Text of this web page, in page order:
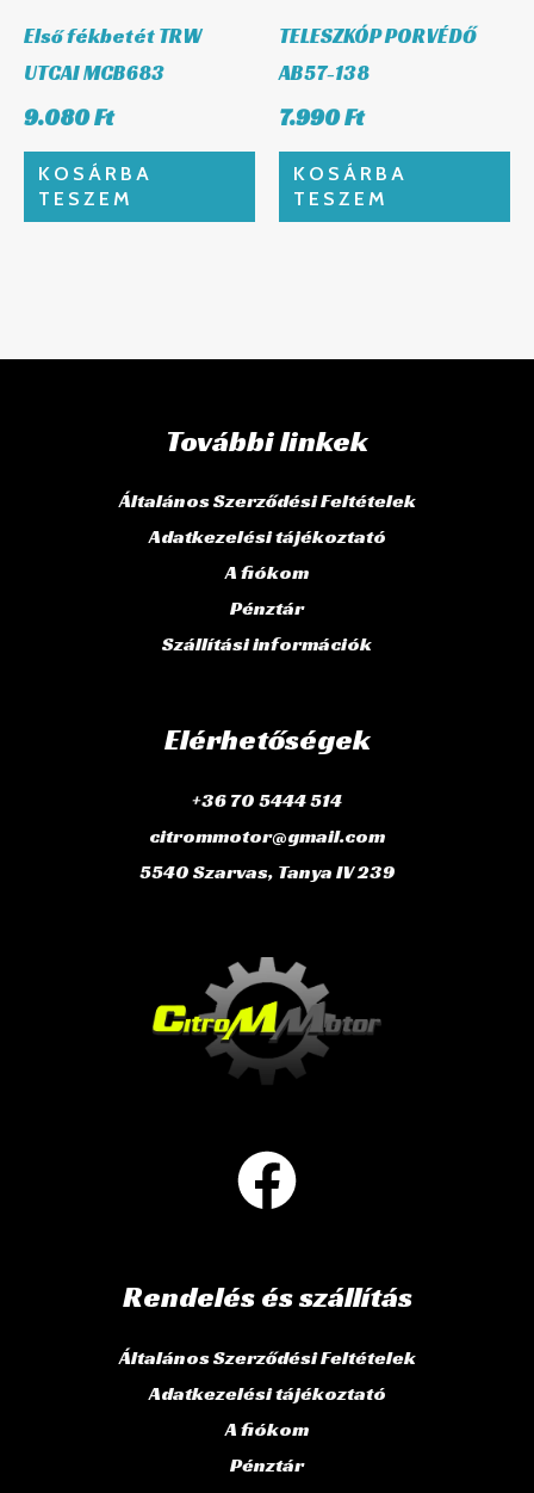
Első fékbetét TRW
UTCAI MCB683
9.080Ft
KOSÁRBA
TESZEM
TELESZKÓP PORVÉDŐ
AB57-138
7.990Ft
KOSÁRBA
TESZEM
További linkek
Általános Szerződési Feltételek
Adatkezelési tájékoztató
A fiókom
Pénztár
Szállítási információk
Elérhetőségek
+36 70 5444 514
citrommotor@gmail.com
5540 Szarvas, Tanya IV 239
Rendelés és szállítás
Általános Szerződési Feltételek
Adatkezelési tájékoztató
A fiókom
Pénztár